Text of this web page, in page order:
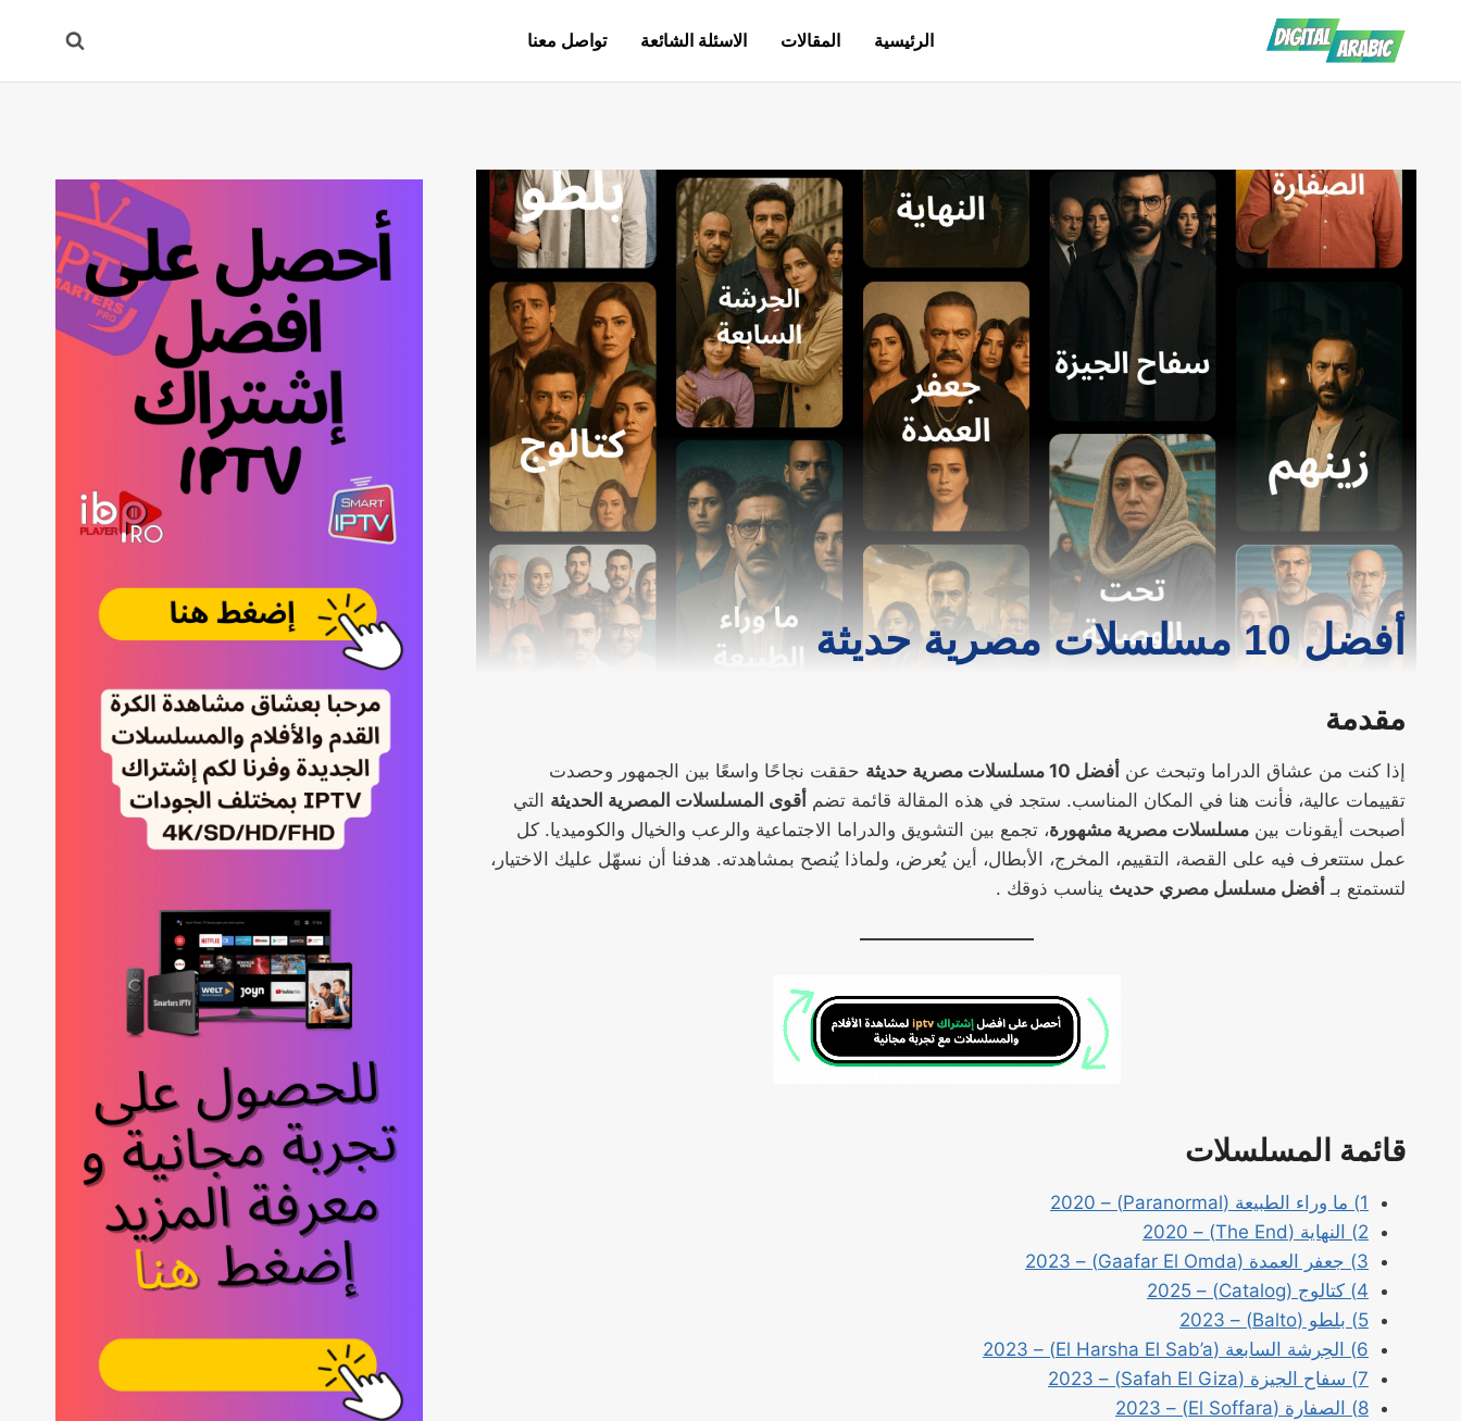
الرئيسية المقالات الاسئلة الشائعة تواصل معنا
أفضل 10 مسلسلات مصرية حديثة
مقدمة
إذا كنت من عشاق الدراما وتبحث عن أفضل 10 مسلسلات مصرية حديثة
حققت نجاحًا واسعًا بين الجمهور وحصدت
تقييمات عالية، فأنت هنا في المكان المناسب. ستجد في هذه المقالة قائمة تضم أقوى المسلسلات المصرية الحديثة التي
أصبحت أيقونات بينمسلسلات مصرية مشهورة، تجمع بين التشويق والدراما الاجتماعية والرعب والخيال والكوميديا. كل
عمل ستتعرف فيه على القصة، التقييم، المخرج، الأبطال، أين يُعرض، ولماذا يُنصح بمشاهدته. هدفنا أن نسهّل عليك الاختيار،
لتستمتع بـ أفضل مسلسل مصري حديث يناسب ذوقك .
قائمة المسلسلات
1) ما وراء الطبيعة (Paranormal) – 2020
2) النهاية (The End) – 2020
3) جعفر العمدة (Gaafar El Omda) – 2023
4) كتالوج (Catalog) – 2025
5) بلطو (Balto) – 2023
6) الحِرشة السابعة (El Harsha El Sab’a) – 2023
7) سفاح الجيزة (Safah El Giza) – 2023
8) الصفارة (El Soffara) – 2023